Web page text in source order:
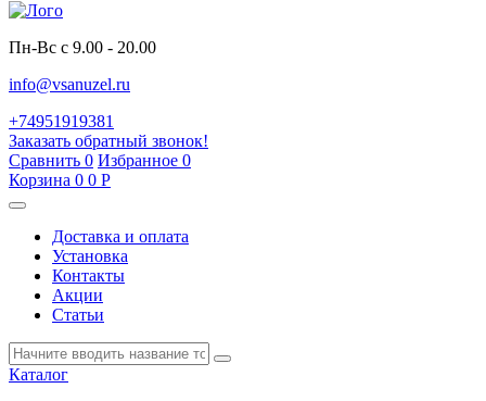
Пн-Вс с 9.00 - 20.00
info@vsanuzel.ru
+74951919381
Заказать обратный звонок!
Сравнить 0 Избранное 0
Корзина 0 0 Р
Доставка и оплата
Установка
Контакты
Акции
Статьи
Каталог